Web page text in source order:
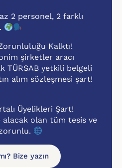
2 personel, 2 farklı
Kalktı!
şirketler aracı
TÜRSAB yetkili belgeli
alım sözleşmesi şart!
Üyelikleri Şart!
alacak olan tüm tesis ve
Bize yazın